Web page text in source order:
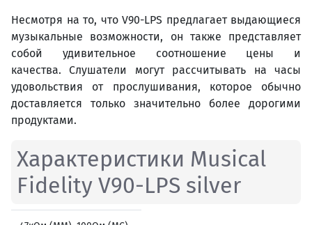
Несмотря на то, что V90-LPS предлагает выдающиеся
музыкальные возможности, он также представляет
собой удивительное соотношение цены и
качества. Слушатели могут рассчитывать на часы
удовольствия от прослушивания, которое обычно
доставляется только значительно более дорогими
продуктами.
Характеристики Musical
Fidelity V90-LPS silver